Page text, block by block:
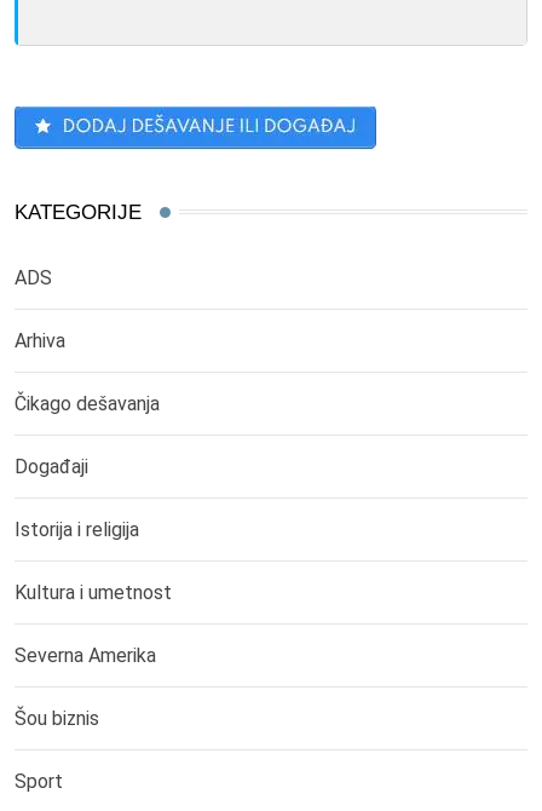
KATEGORIJE
ADS
Arhiva
Čikago dešavanja
Događaji
Istorija i religija
Kultura i umetnost
Severna Amerika
Šou biznis
Sport